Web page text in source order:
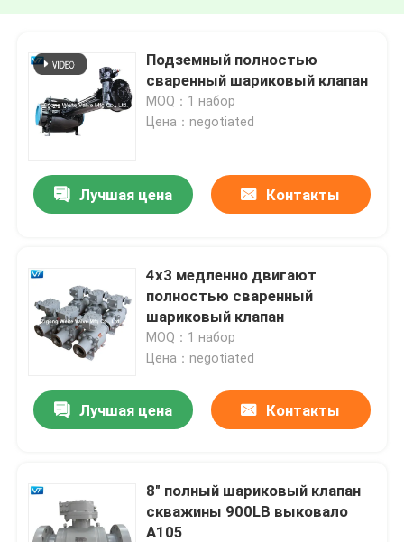
Подземный полностью
сваренный шариковый клапан
MOQ：1 набор
Цена：negotiated
Лучшая цена Контакты
4x3 медленно двигают
полностью сваренный
шариковый клапан
MOQ：1 набор
Цена：negotiated
Лучшая цена Контакты
8" полный шариковый клапан
скважины 900LB выковало
A105